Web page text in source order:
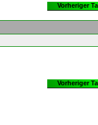
Vorheriger
Vorheriger